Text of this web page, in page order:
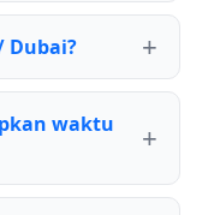
Dubai?
waktu